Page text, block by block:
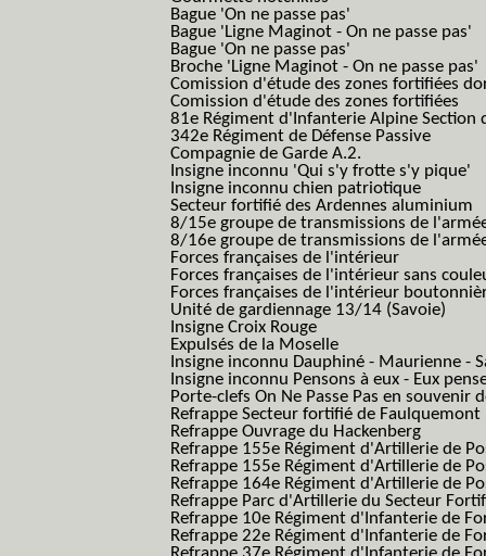
Bague 'On ne passe pas'
Bague 'Ligne Maginot - On ne passe pas'
Bague 'On ne passe pas'
Broche 'Ligne Maginot - On ne passe pas'
Comission d'étude des zones fortifiées
Comission d'étude des zones fortifiées
81e Régiment d'Infanterie Alpine Section
342e Régiment de Défense Passive
Compagnie de Garde A.2.
Insigne inconnu 'Qui s'y frotte s'y pique'
Insigne inconnu chien patriotique
Secteur fortifié des Ardennes aluminium
8/15e groupe de transmissions de
8/16e groupe de transmissions de
Forces françaises de l'intérieur
Forces françaises de l'intérieur sans
Forces françaises de l'intérieur
Unité de gardiennage 13/14 (Savoie)
Insigne Croix Rouge
Expulsés de la Moselle
Insigne inconnu Dauphiné - Maurienne -
Insigne inconnu Pensons à eux - Eux
Porte-clefs On Ne Passe Pas en souvenir
Refrappe Secteur fortifié de Faulquemont
Refrappe Ouvrage du Hackenberg
Refrappe 155e Régiment d'Artillerie de
Refrappe 155e Régiment d'Artillerie de
Refrappe 164e Régiment d'Artillerie de
Refrappe Parc d'Artillerie du Secteur
Refrappe 10e Régiment d'Infanterie de
Refrappe 22e Régiment d'Infanterie de